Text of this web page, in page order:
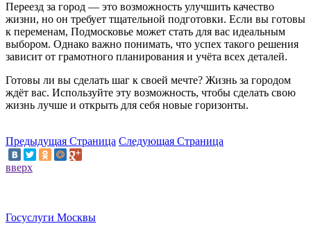
Переезд за город — это возможность улучшить качество
жизни, но он требует тщательной подготовки. Если вы готовы
к переменам, Подмосковье может стать для вас идеальным
выбором. Однако важно понимать, что успех такого решения
зависит от грамотного планирования и учёта всех деталей.
Готовы ли вы сделать шаг к своей мечте? Жизнь за городом
ждёт вас. Используйте эту возможность, чтобы сделать свою
жизнь лучше и открыть для себя новые горизонты.
Предыдущая Страница Следующая Страница
вверх
Госуслуги Москвы